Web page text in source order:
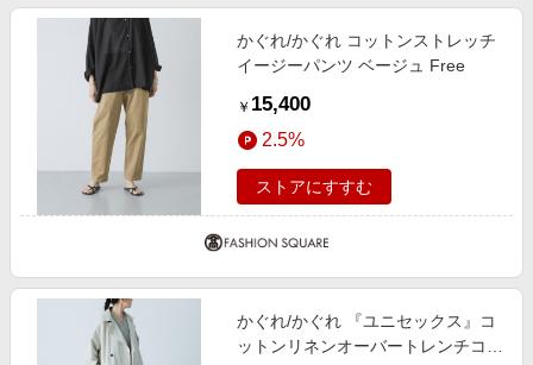
かぐれ/かぐれ コットンストレッチ
イージーパンツ ベージュ Free
￥ 15,400
2.5%
ストアにすすむ
かぐれ/かぐれ 『ユニセックス』コ
ットンリネンオーバートレンチコー